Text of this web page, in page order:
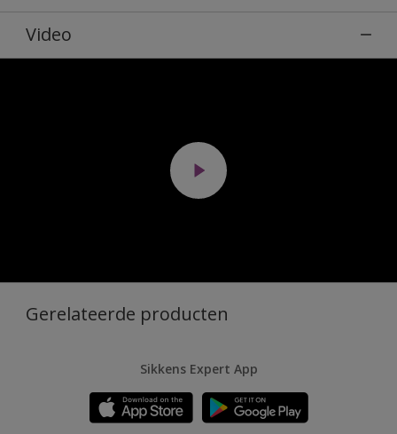
Video
Gerelateerde producten
Sikkens Expert App